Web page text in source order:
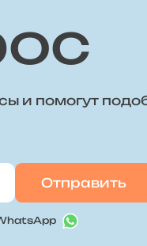
и помогут